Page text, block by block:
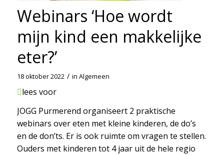
Webinars ‘Hoe wordt
mijn kind een makkelijke
eter?’
18 oktober 2022 / in Algemeen
lees voor
JOGG Purmerend organiseert 2 praktische
webinars over eten met kleine kinderen, de do’s
en de don’ts. Er is ook ruimte om vragen te stellen.
Ouders met kinderen tot 4 jaar uit de hele regio